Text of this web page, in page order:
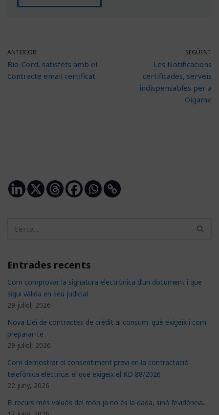
ANTERIOR
Bio-Cord, satisfets amb el
Contracte email certificat
SEGÜENT
Les Notificacions
certificades, serveis
indispensables per a
Oigame
Entrades recents
Com comprovar la signatura electrònica d’un document i que
sigui vàlida en seu judicial
29 juliol, 2026
Nova Llei de contractes de crèdit al consum: què exigeix i com
preparar-te
29 juliol, 2026
Com demostrar el consentiment previ en la contractació
telefònica elèctrica: el que exigeix el RD 88/2026
22 juny, 2026
El recurs més valuós del món ja no és la dada, sinó l’evidència.